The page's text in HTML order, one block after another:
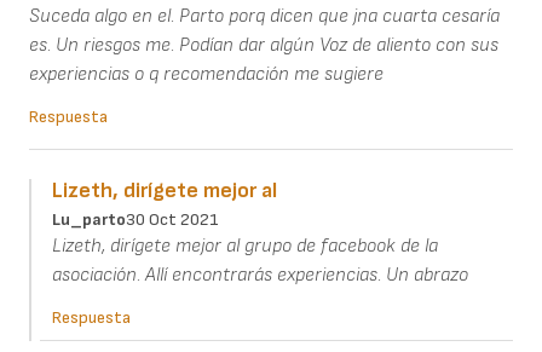
Suceda algo en el. Parto porq dicen que jna cuarta cesaría
es. Un riesgos me. Podían dar algún Voz de aliento con sus
experiencias o q recomendación me sugiere
Respuesta
Lizeth, dirígete mejor al
Lu_parto30 Oct 2021
Lizeth, dirígete mejor al grupo de facebook de la
asociación. Allí encontrarás experiencias. Un abrazo
Respuesta